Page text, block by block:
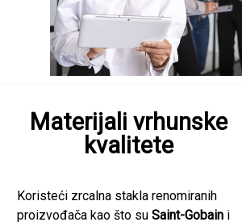
Materijali vrhunske
kvalitete
Koristeći zrcalna stakla renomiranih
proizvođača kao što su Saint-Gobaini